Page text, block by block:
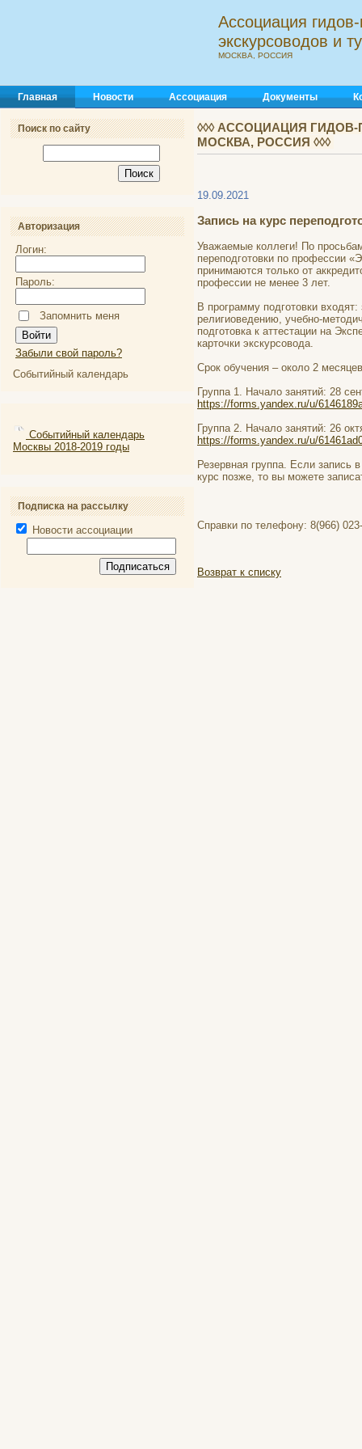
Ассоциация
экскурсоводов и
МОСКВА, РОССИЯ
Главная Новости Ассоциация Документы
Поиск по сайту
Авторизация
Логин:
Пароль:
Запомнить меня
Забыли свой пароль?
Событийный календарь
Событийный календарь
Москвы 2018-2019 годы
Подписка на рассылку
Новости ассоциации
◊◊◊ АССОЦИАЦИЯ
МОСКВА, РОССИЯ ◊◊◊
19.09.2021
Запись на курс
Уважаемые коллеги! По
переподготовки по профессии
принимаются только от
профессии не менее 3 лет.
В программу подготовки
религиоведению, учебно-
подготовка к аттестации на
карточки экскурсовода.
Срок обучения – около 2
Группа 1. Начало занятий: 28
https://forms.yandex.ru/u/
Группа 2. Начало занятий: 26
https://forms.yandex.ru/u/
Резервная группа. Если запись
курс позже, то вы можете
Справки по телефону: 8(966)
Возврат к списку